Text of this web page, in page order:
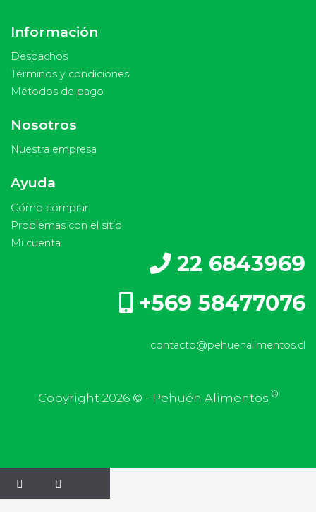
Información
Despachos
Términos y condiciones
Métodos de pago
Nosotros
Nuestra empresa
Ayuda
Cómo comprar
Problemas con el sitio
Mi cuenta
22 6843969
+569 58477076
contacto@pehuenalimentos.cl
Copyright 2026 © - Pehuén Alimentos ®